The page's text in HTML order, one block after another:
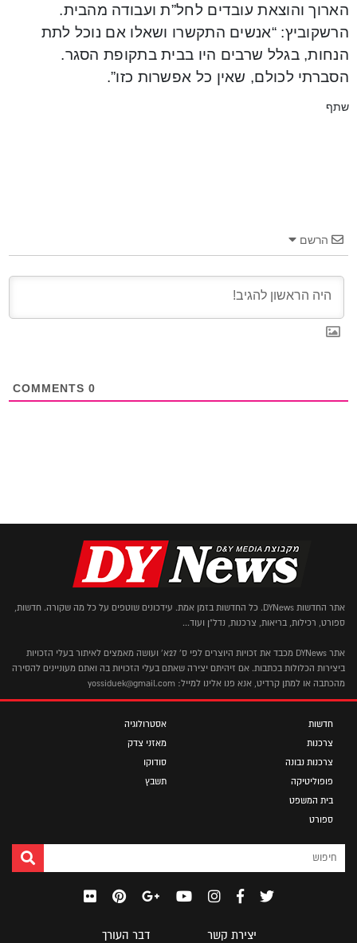
הארוך והוצאת עובדים לחל”ת ועבודה מהבית.
הרשקוביץ: “אנשים התקשרו ושאלו אם נוכל לתת
הנחות, בגלל שרבים היו בבית בתקופת הסגר.
הסברתי לכולם, שאין כל אפשרות כזו”.
שתף
הרשם
0
אתר החדשות DYNews. כל החדשות בזמן אמת. עידכונים שוטפים על כל מה שקורה. חדשות,
ספורט, רכילות, בריאות, צרכנות, נדל"ן ועוד...
אתר DYNews מכבד את זכויות היוצרים לפי ס' 27א' ועושה מאמצים לאיתור בעלי הזכויות
ביצירות הכלולות בכתבות. אם זיהיתם יצירה שאתם בעלי הזכויות בה ואתם מעוניינים להסירה
מהכתבה או למתן קרדיט, אנא פנו אלינו למייל: yossiduek@gmail.com
חדשות
צרכנות
צרכנות נבונה
פופוליטיקה
בית המשפט
ספורט
אסטרולוגיה
מאזני צדק
סודוקו
תשבץ
יצירת קשר דבר העורך